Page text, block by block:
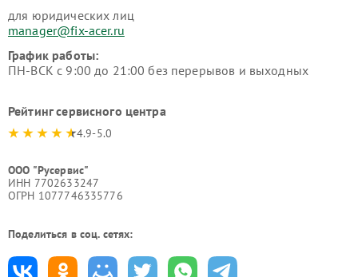
для юридических лиц
manager@fix-acer.ru
График работы:
ПН-ВСК с 9:00 до 21:00 без перерывов и выходных
Рейтинг сервисного центра
4.9-5.0
ООО "Русервис"
ИНН 7702633247
ОГРН 1077746335776
Поделиться в соц. сетях: